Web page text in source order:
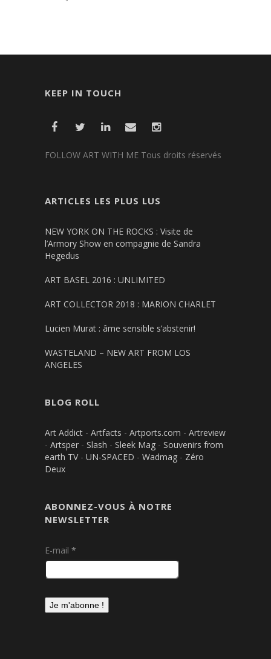
KEEP IN TOUCH
FOLLOW ART WITH ME Tous droits réservés
ARTICLES LES PLUS LUS
NEW YORK ON THE ROCKS : Visite de
l’Armory Show en compagnie de Sandra
Hegedus
ART BASEL 2016 : UNLIMITED
ART COLLECTOR 2018 : MARION CHARLET
Lucien Murat : âme sensible s’abstenir!
WASTELAND – NEW ART FROM LOS
ANGELES
BLOG ROLL
Art Addict - Artfacts - Artports.com - Artreview
- Artsper - Slash - Sleek Mag - Souvenirs from
earth TV- UN-SPACED - Wadmag - Zéro
Deux
ABONNEZ-VOUS À NOTRE
NEWSLETTER
E-mail *